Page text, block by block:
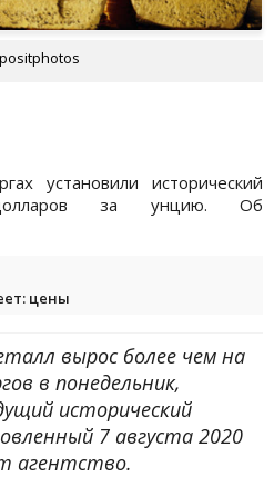
установили исторический
за унцию. Об
цены
вырос более чем на
в понедельник,
исторический
7 августа 2020
агентство.